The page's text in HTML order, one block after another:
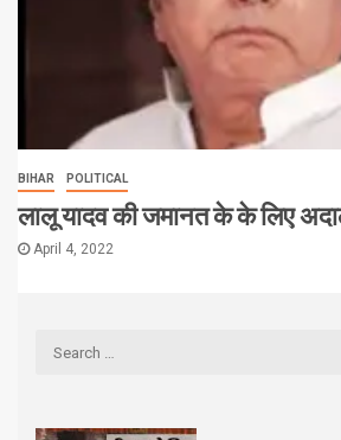
BIHAR POLITICAL
लालू यादव की जमानत के के लिए
April 4, 2022